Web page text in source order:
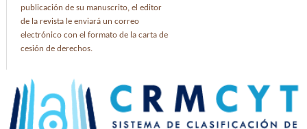
publicación de su manuscrito, el editor
de la revista le enviará un correo
electrónico con el formato de la carta de
cesión de derechos.